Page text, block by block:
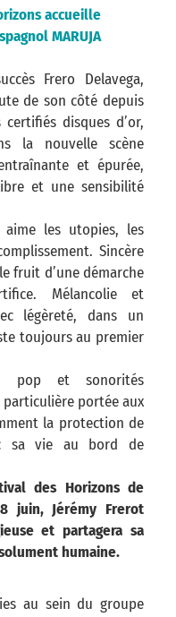
accueille
MARUJA
Frero Delavega,
de son côté depuis
disques d’or,
la nouvelle scène
et épurée,
et une sensibilité
aime les utopies, les
Sincère
fruit d’une démarche
Mélancolie et
légèreté, dans un
toujours au premier
pop et sonorités
portée aux
la protection de
sa vie au bord de
des Horizons de
juin, Jérémy Frerot
et partagera sa
humaine.
au sein du groupe